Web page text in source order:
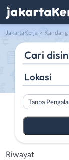
JakartaKerja >
Lokasi
Tanpa
Riwayat